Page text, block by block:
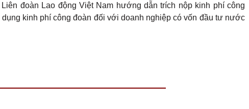
đoàn Lao động Việt Nam hướng dẫn trích nộp kinh phí công
kinh phí công đoàn đối với doanh nghiệp có vốn đầu tư nước